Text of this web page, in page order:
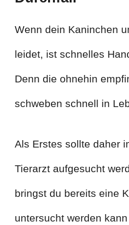
Wenn dein Kaninchen
leidet, ist schnelles
Denn die ohnehin
schweben schnell in
Als Erstes sollte daher
Tierarzt aufgesucht
bringst du bereits eine
untersucht werden